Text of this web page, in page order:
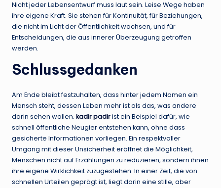
Nicht jeder Lebensentwurf muss laut sein. Leise Wege haben
ihre eigene Kraft. Sie stehen für Kontinuität, für Beziehungen,
die nicht im Licht der Öffentlichkeit wachsen, und für
Entscheidungen, die aus innerer Überzeugung getroffen
werden.
Schlussgedanken
Am Ende bleibt festzuhalten, dass hinter jedem Namen ein
Mensch steht, dessen Leben mehr ist als das, was andere
darin sehen wollen. kadir padirist ein Beispiel dafür, wie
schnell öffentliche Neugier entstehen kann, ohne dass
gesicherte Informationen vorliegen. Ein respektvoller
Umgang mit dieser Unsicherheit eröffnet die Möglichkeit,
Menschen nicht auf Erzählungen zu reduzieren, sondern ihnen
ihre eigene Wirklichkeit zuzugestehen. In einer Zeit, die von
schnellen Urteilen geprägt ist, liegt darin eine stille, aber